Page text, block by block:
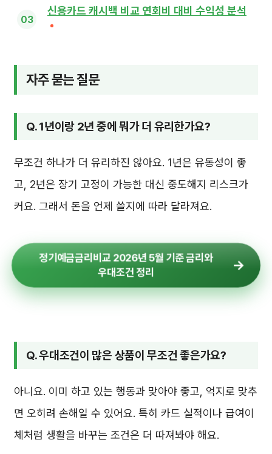
신용카드 캐시백 비교 연회비 대비 수익성 분석
자주 묻는 질문
Q. 1년이랑 2년 중에 뭐가 더 유리한가요?
무조건 하나가 더 유리하진 않아요. 1년은 유동성이 좋
고, 2년은 장기 고정이 가능한 대신 중도해지 리스크가
커요. 그래서 돈을 언제 쓸지에 따라 달라져요.
정기예금금리비교 2026년 5월 기준 금리와
우대조건 정리
Q. 우대조건이 많은 상품이 무조건 좋은가요?
아니요. 이미 하고 있는 행동과 맞아야 좋고, 억지로 맞추
면 오히려 손해일 수 있어요. 특히 카드 실적이나 급여이
체처럼 생활을 바꾸는 조건은 더 따져봐야 해요.